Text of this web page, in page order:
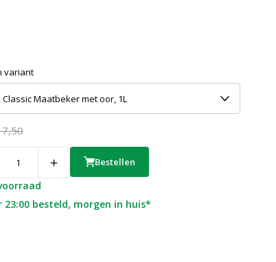
variant
Classic Maatbeker met oor, 1L
Bestellen
23:00 besteld, morgen in huis*